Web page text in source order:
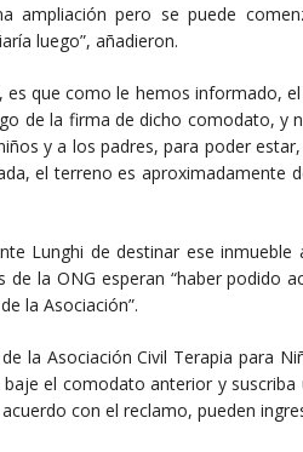
ampliación pero se puede
luego”, añadieron.
es que como le hemos informado,
de la firma de dicho comodato, y
y a los padres, para poder
el terreno es aproximadamente
Lunghi de destinar ese
la ONG esperan “haber podido
la Asociación”.
la Asociación Civil Terapia para
el comodato anterior y
con el reclamo, pueden